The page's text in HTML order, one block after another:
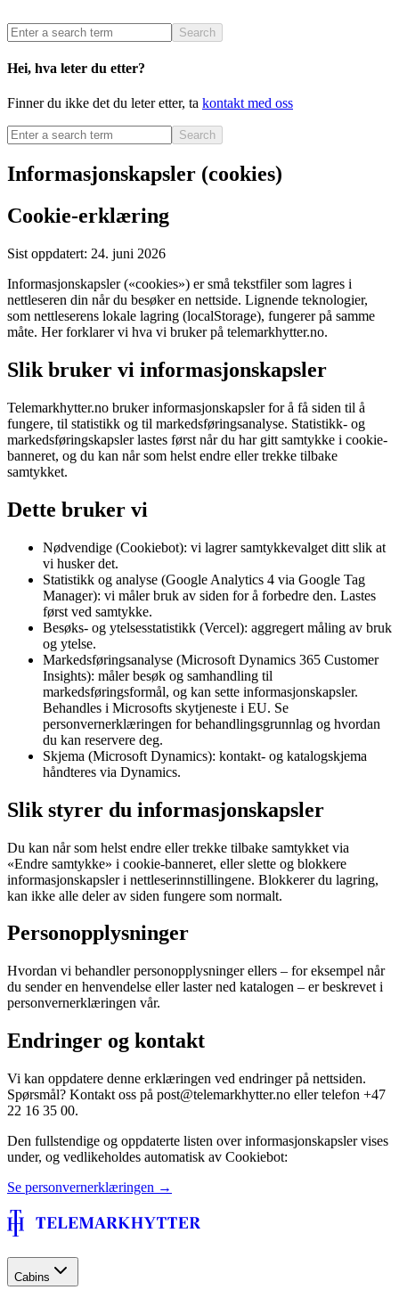
Search
Hei, hva leter du etter?
Finner du ikke det du leter etter, ta kontakt med oss
Search
Informasjonskapsler (cookies)
Cookie-erklæring
Sist oppdatert: 24. juni 2026
Informasjonskapsler («cookies») er små tekstfiler som lagres i
nettleseren din når du besøker en nettside. Lignende teknologier,
som nettleserens lokale lagring (localStorage), fungerer på samme
måte. Her forklarer vi hva vi bruker på telemarkhytter.no.
Slik bruker vi informasjonskapsler
Telemarkhytter.no bruker informasjonskapsler for å få siden til å
fungere, til statistikk og til markedsføringsanalyse. Statistikk- og
markedsføringskapsler lastes først når du har gitt samtykke i cookie-
banneret, og du kan når som helst endre eller trekke tilbake
samtykket.
Dette bruker vi
Nødvendige (Cookiebot): vi lagrer samtykkevalget ditt slik at
vi husker det.
Statistikk og analyse (Google Analytics 4 via Google Tag
Manager): vi måler bruk av siden for å forbedre den. Lastes
først ved samtykke.
Besøks- og ytelsesstatistikk (Vercel): aggregert måling av bruk
og ytelse.
Markedsføringsanalyse (Microsoft Dynamics 365 Customer
Insights): måler besøk og samhandling til
markedsføringsformål, og kan sette informasjonskapsler.
Behandles i Microsofts skytjeneste i EU. Se
personvernerklæringen for behandlingsgrunnlag og hvordan
du kan reservere deg.
Skjema (Microsoft Dynamics): kontakt- og katalogskjema
håndteres via Dynamics.
Slik styrer du informasjonskapsler
Du kan når som helst endre eller trekke tilbake samtykket via
«Endre samtykke» i cookie-banneret, eller slette og blokkere
informasjonskapsler i nettleserinnstillingene. Blokkerer du lagring,
kan ikke alle deler av siden fungere som normalt.
Personopplysninger
Hvordan vi behandler personopplysninger ellers – for eksempel når
du sender en henvendelse eller laster ned katalogen – er beskrevet i
personvernerklæringen vår.
Endringer og kontakt
Vi kan oppdatere denne erklæringen ved endringer på nettsiden.
Spørsmål? Kontakt oss på post@telemarkhytter.no eller telefon +47
22 16 35 00.
Den fullstendige og oppdaterte listen over informasjonskapsler vises
under, og vedlikeholdes automatisk av Cookiebot:
Se personvernerklæringen →
Cabins